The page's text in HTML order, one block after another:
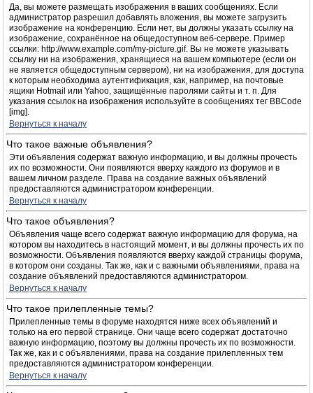
Да, вы можете размещать изображения в ваших сообщениях. Если
администратор разрешил добавлять вложения, вы можете загрузить
изображение на конференцию. Если нет, вы должны указать ссылку на
изображение, сохранённое на общедоступном веб-сервере. Пример
ссылки: http://www.example.com/my-picture.gif. Вы не можете указывать
ссылку ни на изображения, хранящиеся на вашем компьютере (если он
не является общедоступным сервером), ни на изображения, для доступа
к которым необходима аутентификация, как, например, на почтовые
ящики Hotmail или Yahoo, защищённые паролями сайты и т. п. Для
указания ссылок на изображения используйте в сообщениях тег BBCode
[img].
Вернуться к началу
Что такое важные объявления?
Эти объявления содержат важную информацию, и вы должны прочесть
их по возможности. Они появляются вверху каждого из форумов и в
вашем личном разделе. Права на создание важных объявлений
предоставляются администратором конференции.
Вернуться к началу
Что такое объявления?
Объявления чаще всего содержат важную информацию для форума, на
котором вы находитесь в настоящий момент, и вы должны прочесть их по
возможности. Объявления появляются вверху каждой страницы форума,
в котором они созданы. Так же, как и с важными объявлениями, права на
создание объявлений предоставляются администратором.
Вернуться к началу
Что такое прилепленные темы?
Прилепленные темы в форуме находятся ниже всех объявлений и
только на его первой странице. Они чаще всего содержат достаточно
важную информацию, поэтому вы должны прочесть их по возможности.
Так же, как и с объявлениями, права на создание прилепленных тем
предоставляются администратором конференции.
Вернуться к началу